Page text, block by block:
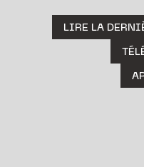
LIRE LA